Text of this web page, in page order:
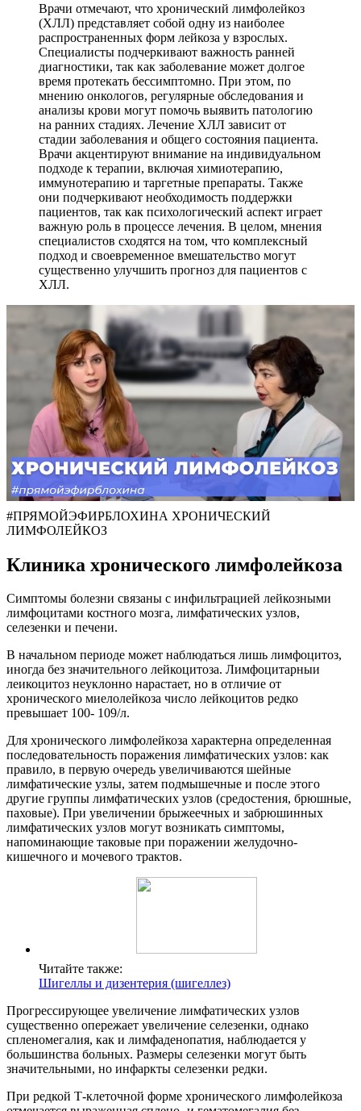
Врачи отмечают, что хронический лимфолейкоз
(ХЛЛ) представляет собой одну из наиболее
распространенных форм лейкоза у взрослых.
Специалисты подчеркивают важность ранней
диагностики, так как заболевание может долгое
время протекать бессимптомно. При этом, по
мнению онкологов, регулярные обследования и
анализы крови могут помочь выявить патологию
на ранних стадиях. Лечение ХЛЛ зависит от
стадии заболевания и общего состояния пациента.
Врачи акцентируют внимание на индивидуальном
подходе к терапии, включая химиотерапию,
иммунотерапию и таргетные препараты. Также
они подчеркивают необходимость поддержки
пациентов, так как психологический аспект играет
важную роль в процессе лечения. В целом, мнения
специалистов сходятся на том, что комплексный
подход и своевременное вмешательство могут
существенно улучшить прогноз для пациентов с
ХЛЛ.
#ПРЯМОЙЭФИРБЛОХИНА ХРОНИЧЕСКИЙ
ЛИМФОЛЕЙКОЗ
Клиника хронического лимфолейкоза
Симптомы болезни связаны с инфильтрацией лейкозными
лимфоцитами костного мозга, лимфатических узлов,
селезенки и печени.
В начальном периоде может наблюдаться лишь лимфоцитоз,
иногда без значительного лейкоцитоза. Лимфоцитарныи
леикоцитоз неуклонно нарастает, но в отличие от
хронического миелолейкоза число лейкоцитов редко
превышает 100- 109/л.
Для хронического лимфолейкоза характерна определенная
последовательность поражения лимфатических узлов: как
правило, в первую очередь увеличиваются шейные
лимфатические узлы, затем подмышечные и после этого
другие группы лимфатических узлов (средостения, брюшные,
паховые). При увеличении брыжеечных и забрюшинных
лимфатических узлов могут возникать симптомы,
напоминающие таковые при поражении желудочно-
кишечного и мочевого трактов.
Читайте также:
Шигеллы и дизентерия (шигеллез)
Прогрессирующее увеличение лимфатических узлов
существенно опережает увеличение селезенки, однако
спленомегалия, как и лимфаденопатия, наблюдается у
большинства больных. Размеры селезенки могут быть
значительными, но инфаркты селезенки редки.
При редкой Т-клеточной форме хронического лимфолейкоза